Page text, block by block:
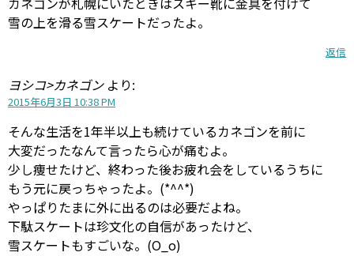
雪の上を滑る雪スケートだったよ。
返信
ヨシコ>カネゴン より:
2015年6月3日 10:38 PM
そんな生活を1年半以上も続けているカネゴンを前に
大変だったなんて言ったら心が痛むよ。
少し痩せたけど、終わった後お疲れ会をしているうちに
もう元に戻っちゃったよ。(*^^*)
やっぱりたまに外に出るのは必要だよね。
下駄スケートは珍文化の自信があったけど、
雪スケートもすごいな。(O_o)